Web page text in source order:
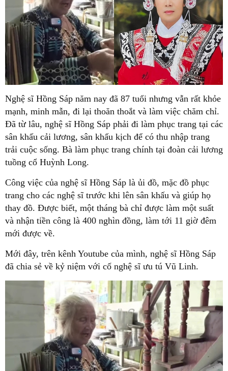
Nghệ sĩ Hồng Sáp năm nay đã 87 tuổi nhưng vẫn rất khỏe
mạnh, minh mẫn, đi lại thoăn thoắt và làm việc chăm chỉ.
Đã từ lâu, nghệ sĩ Hồng Sáp phải đi làm phục trang tại các
sân khấu cải lương, sân khấu kịch để có thu nhập trang
trải cuộc sống. Bà làm phục trang chính tại đoàn cải lương
tuồng cổ Huỳnh Long.
Công việc của nghệ sĩ Hồng Sáp là ủi đồ, mặc đồ phục
trang cho các nghệ sĩ trước khi lên sân khấu và giúp họ
thay đồ. Được biết, một tháng bà chỉ được làm một suất
và nhận tiền công là 400 nghìn đồng, làm tới 11 giờ đêm
mới được về.
Mới đây, trên kênh Youtube của mình, nghệ sĩ Hồng Sáp
đã chia sẻ về kỷ niệm với cố nghệ sĩ ưu tú Vũ Linh.